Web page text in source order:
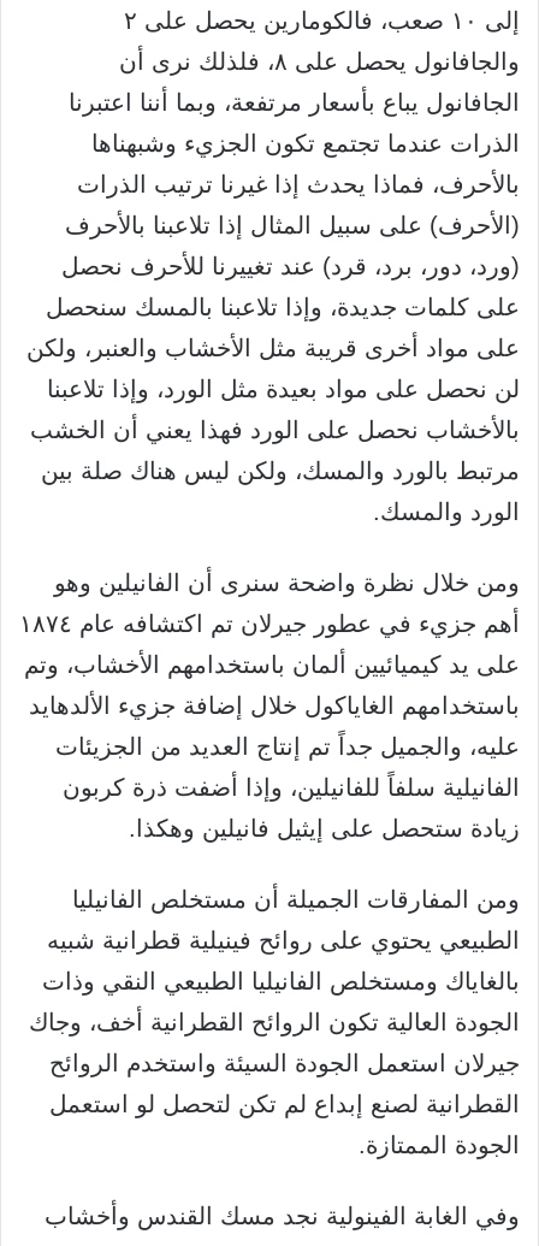
إلى ١٠ صعب، فالكومارين يحصل على ٢
والجافانول يحصل على ٨، فلذلك نرى أن
الجافانول يباع بأسعار مرتفعة، وبما أننا اعتبرنا
الذرات عندما تجتمع تكون الجزيء وشبهناها
بالأحرف، فماذا يحدث إذا غيرنا ترتيب الذرات
(الأحرف) على سبيل المثال إذا تلاعبنا بالأحرف
(ورد، دور، برد، قرد) عند تغييرنا للأحرف نحصل
على كلمات جديدة، وإذا تلاعبنا بالمسك سنحصل
على مواد أخرى قريبة مثل الأخشاب والعنبر، ولكن
لن نحصل على مواد بعيدة مثل الورد، وإذا تلاعبنا
بالأخشاب نحصل على الورد فهذا يعني أن الخشب
مرتبط بالورد والمسك، ولكن ليس هناك صلة بين
الورد والمسك.
ومن خلال نظرة واضحة سنرى أن الفانيلين وهو
أهم جزيء في عطور جيرلان تم اكتشافه عام ١٨٧٤
على يد كيميائيين ألمان باستخدامهم الأخشاب، وتم
باستخدامهم الغاياكول خلال إضافة جزيء الألدهايد
عليه، والجميل جداً تم إنتاج العديد من الجزيئات
الفانيلية سلفاً للفانيلين، وإذا أضفت ذرة كربون
زيادة ستحصل على إيثيل فانيلين وهكذا.
ومن المفارقات الجميلة أن مستخلص الفانيليا
الطبيعي يحتوي على روائح فينيلية قطرانية شبيه
بالغاياك ومستخلص الفانيليا الطبيعي النقي وذات
الجودة العالية تكون الروائح القطرانية أخف، وجاك
جيرلان استعمل الجودة السيئة واستخدم الروائح
القطرانية لصنع إبداع لم تكن لتحصل لو استعمل
الجودة الممتازة.
وفي الغابة الفينولية نجد مسك القندس وأخشاب